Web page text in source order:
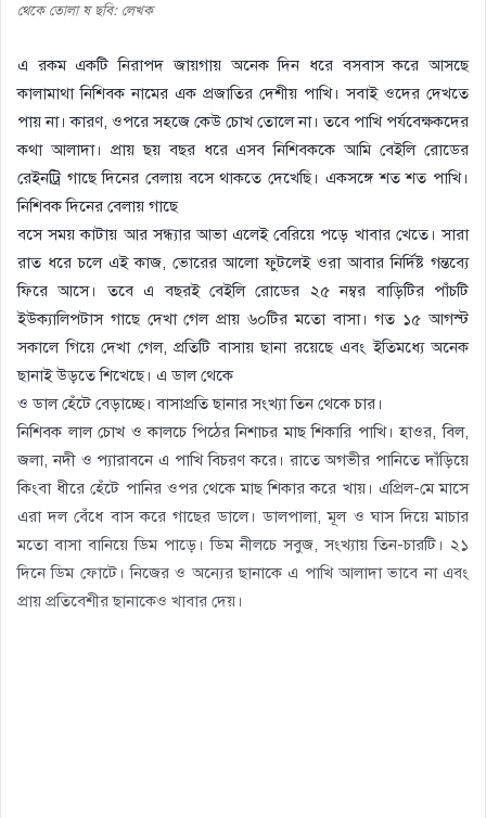
থেকে তোলা ষ ছবি: লেখক
এ রকম একটি নিরাপদ জায়গায় অনেক দিন ধরে বসবাস করে আসছে
কালামাথা নিশিবক নামের এক প্রজাতির দেশীয় পাখি। সবাই ওদের দেখতে
পায় না। কারণ, ওপরে সহজে কেউ চোখ তোলে না। তবে পাখি পর্যবেক্ষকদের
কথা আলাদা। প্রায় ছয় বছর ধরে এসব নিশিবককে আমি বেইলি রোডের
রেইনট্রি গাছে দিনের বেলায় বসে থাকতে দেখেছি। একসঙ্গে শত শত পাখি।
নিশিবক দিনের বেলায় গাছে
বসে সময় কাটায় আর সন্ধ্যার আভা এলেই বেরিয়ে পড়ে খাবার খেতে। সারা
রাত ধরে চলে এই কাজ, ভোরের আলো ফুটলেই ওরা আবার নির্দিষ্ট গন্তব্যে
ফিরে আসে। তবে এ বছরই বেইলি রোডের ২৫ নম্বর বাড়িটির পাঁচটি
ইউক্যালিপটাস গাছে দেখা গেল প্রায় ৬০টির মতো বাসা। গত ১৫ আগস্ট
সকালে গিয়ে দেখা গেল, প্রতিটি বাসায় ছানা রয়েছে এবং ইতিমধ্যে অনেক
ছানাই উড়তে শিখেছে। এ ডাল থেকে
ও ডাল হেঁটে বেড়াচ্ছে। বাসাপ্রতি ছানার সংখ্যা তিন থেকে চার।
নিশিবক লাল চোখ ও কালচে পিঠের নিশাচর মাছ শিকারি পাখি। হাওর, বিল,
জলা, নদী ও প্যারাবনে এ পাখি বিচরণ করে। রাতে অগভীর পানিতে দাঁড়িয়ে
কিংবা ধীরে হেঁটে পানির ওপর থেকে মাছ শিকার করে খায়। এপ্রিল-মে মাসে
এরা দল বেঁধে বাস করে গাছের ডালে। ডালপালা, মূল ও ঘাস দিয়ে মাচার
মতো বাসা বানিয়ে ডিম পাড়ে। ডিম নীলচে সবুজ, সংখ্যায় তিন-চারটি। ২১
দিনে ডিম ফোটে। নিজের ও অন্যের ছানাকে এ পাখি আলাদা ভাবে না এবং
প্রায় প্রতিবেশীর ছানাকেও খাবার দেয়।